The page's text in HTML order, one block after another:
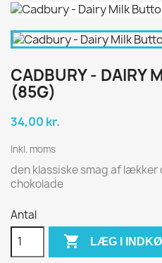
CADBURY - DAIRY
(85G)
34,00 kr.
Inkl. moms
den klassiske smag af
chokolade
Antal
 LÆG I